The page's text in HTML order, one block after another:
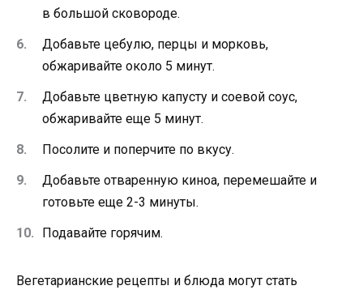
в большой сковороде.
Добавьте цебулю, перцы и морковь,
обжаривайте около 5 минут.
Добавьте цветную капусту и соевой соус,
обжаривайте еще 5 минут.
Посолите и поперчите по вкусу.
Добавьте отваренную киноа, перемешайте и
готовьте еще 2-3 минуты.
Подавайте горячим.
Вегетарианские рецепты и блюда могут стать